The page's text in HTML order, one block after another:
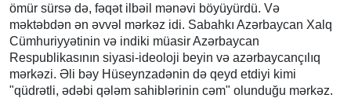
ömür sürsə də, fəqət ilbəil mənəvi böyüyürdü. Və
məktəbdən ən əvvəl mərkəz idi. Sabahkı Azərbaycan Xalq
Cümhuriyyətinin və indiki müasir Azərbaycan
Respublikasının siyasi-ideoloji beyin və azərbaycançılıq
mərkəzi. Əli bəy Hüseynzadənin də qeyd etdiyi kimi
"qüdrətli, ədəbi qələm sahiblərinin cəm" olunduğu mərkəz.